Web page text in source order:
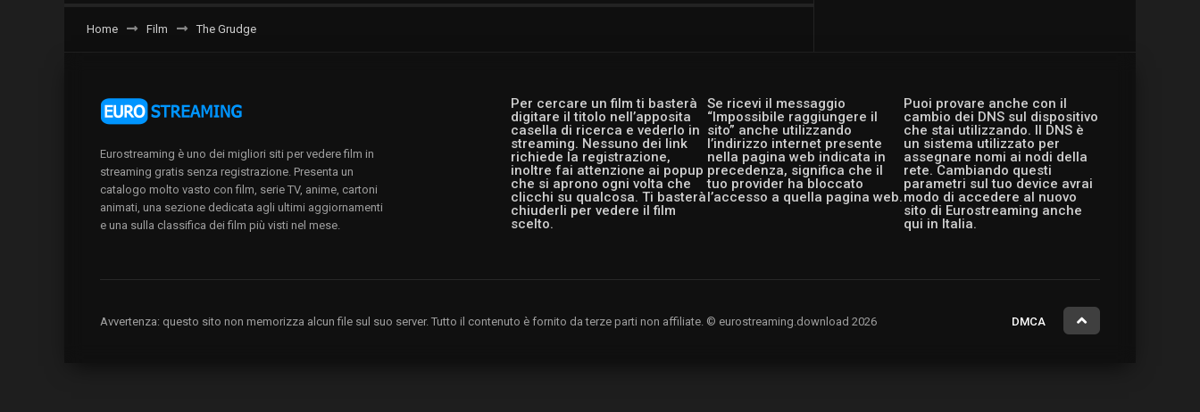
Home Film The Grudge
Per cercare un film ti basterà
digitare il titolo nell’apposita
casella di ricerca e vederlo in
streaming. Nessuno dei link
richiede la registrazione,
inoltre fai attenzione ai popup
che si aprono ogni volta che
clicchi su qualcosa. Ti basterà
chiuderli per vedere il film
scelto.
Se ricevi il messaggio
“Impossibile raggiungere il
sito” anche utilizzando
l’indirizzo internet presente
nella pagina web indicata in
precedenza, significa che il
tuo provider ha bloccato
l’accesso a quella pagina web.
Puoi provare anche con il
cambio dei DNS sul dispositivo
che stai utilizzando. Il DNS è
un sistema utilizzato per
assegnare nomi ai nodi della
rete. Cambiando questi
parametri sul tuo device avrai
modo di accedere al nuovo
sito di Eurostreaming anche
qui in Italia.
Eurostreaming è uno dei migliori siti per vedere film in
streaming gratis senza registrazione. Presenta un
catalogo molto vasto con film, serie TV, anime, cartoni
animati, una sezione dedicata agli ultimi aggiornamenti
e una sulla classifica dei film più visti nel mese.
Avvertenza: questo sito non memorizza alcun file sul suo server. Tutto il contenuto è fornito da terze parti non affiliate. © eurostreaming.download 2026 DMCA